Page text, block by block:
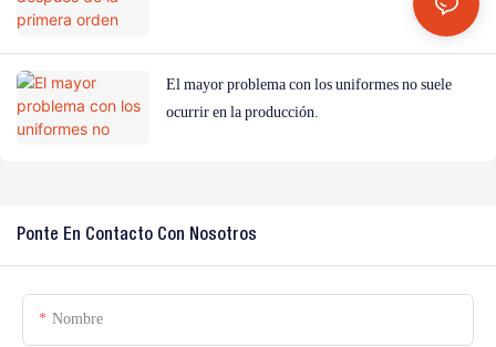
El mayor problema con los uniformes no suele
ocurrir en la producción.
Ponte En Contacto Con Nosotros
Nombre